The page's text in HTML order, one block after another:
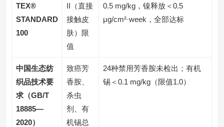
TEX®
STANDARD
100
II（直接
接触皮
肤）限
值
0.5 mg/kg，镍释放＜0.5
μg/cm²·week，全部达标
中国生态纺
织品技术要
求（GB/T
18885—
2020）
致癌芳
香胺、
杀虫
剂、有
机锡总
24种禁用芳香胺未检出；有机
锡＜0.1 mg/kg（限值1.0）